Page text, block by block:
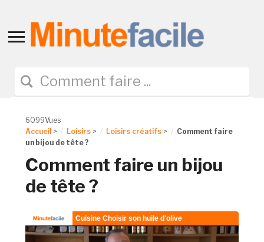
Toggle
navigation
6099Vues
Accueil > Loisirs > Loisirs créatifs >
Comment faire
un bijou de tête ?
Comment faire un bijou
de tête ?